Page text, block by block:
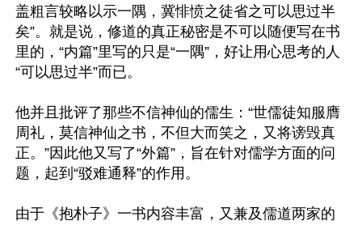
盖粗言较略以示一隅，冀悱愤之徒省之可以思过半
矣”。就是说，修道的真正秘密是不可以随便写在书
里的，“内篇”里写的只是“一隅”，好让用心思考的人
“可以思过半”而已。
他并且批评了那些不信神仙的儒生：“世儒徒知服膺
周礼，莫信神仙之书，不但大而笑之，又将谤毁真
正。”因此他又写了“外篇”，旨在针对儒学方面的问
题，起到“驳难通释”的作用。
由于《抱朴子》一书内容丰富，又兼及儒道两家的